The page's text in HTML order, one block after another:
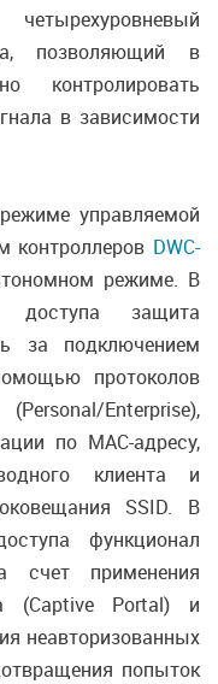
позволяющий в
контролировать
в зависимости
управляемой
контроллеров DWC-
режиме. В
доступа защита
за подключением
протоколов
Enterprise),
по MAC-адресу,
клиента и
SSID. В
функционал
счет применения
(Captive Portal) и
неавторизованных
попыток